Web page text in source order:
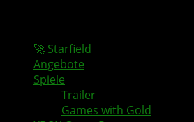
🚀 Starfield
Angebote
Spiele
Trailer
Games with Gold